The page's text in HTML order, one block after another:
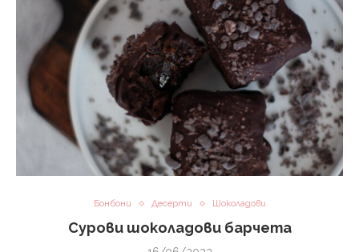
Бонбони Десерти Шоколадови
Сурови шоколадови барчета